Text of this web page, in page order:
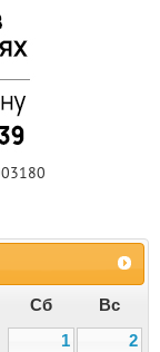
Сб
Вс
1
2